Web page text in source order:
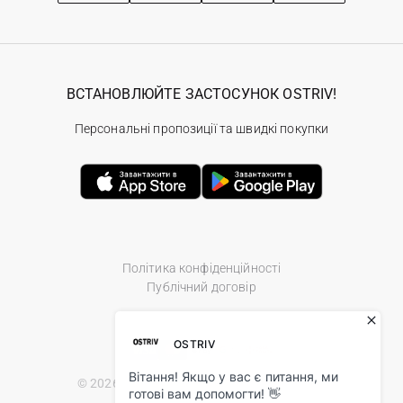
Політика конфіденційності
Публічний договір
© 2026 Ostriv.ua Store. All Rights Reserved.
ВСТАНОВЛЮЙТЕ ЗАСТОСУНОК OSTRIV!
Персональні пропозиції та швидкі покупки